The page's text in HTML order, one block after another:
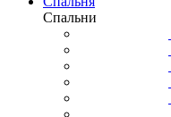
Спальни